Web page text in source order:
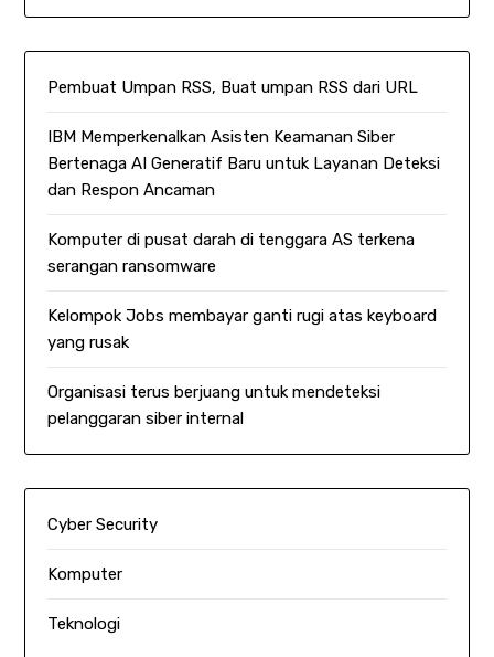
Pembuat Umpan RSS, Buat umpan RSS dari URL
IBM Memperkenalkan Asisten Keamanan Siber
Bertenaga AI Generatif Baru untuk Layanan Deteksi
dan Respon Ancaman
Komputer di pusat darah di tenggara AS terkena
serangan ransomware
Kelompok Jobs membayar ganti rugi atas keyboard
yang rusak
Organisasi terus berjuang untuk mendeteksi
pelanggaran siber internal
Cyber Security
Komputer
Teknologi